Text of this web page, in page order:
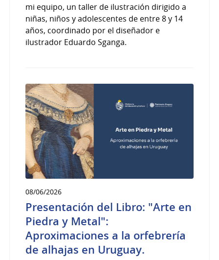
mi equipo, un taller de ilustración dirigido a
niñas, niños y adolescentes de entre 8 y 14
años, coordinado por el diseñador e
ilustrador Eduardo Sganga.
08/06/2026
Presentación del Libro: "Arte en
Piedra y Metal":
Aproximaciones a la orfebrería
de alhajas en Uruguay.